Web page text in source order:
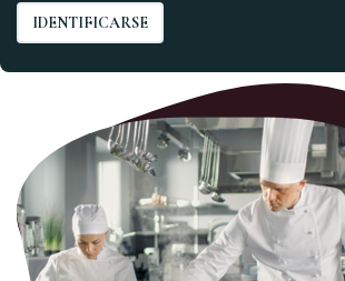
IDENT​​IFICARSE